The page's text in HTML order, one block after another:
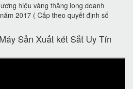
hiệu vàng thăng long doanh
2017 ( Cấp theo quyết định số
Sản Xuất két Sắt Uy Tín